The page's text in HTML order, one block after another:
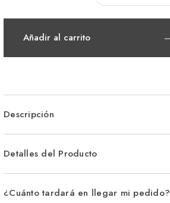
cantidad
de
Pink
Podium
Añadir al carrito
Descripción
Detalles del Producto
¿Cuánto tardará en llegar mi pedido?